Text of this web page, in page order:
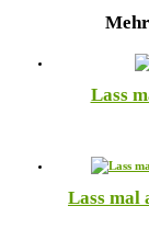
Lass
Lass mal